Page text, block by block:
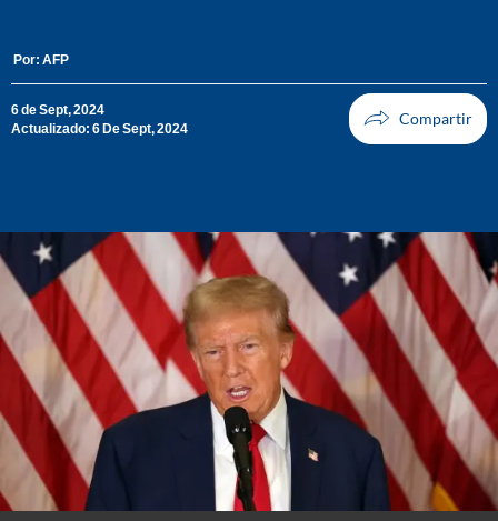
Por: AFP
6 de Sept, 2024
Actualizado: 6 De Sept, 2024